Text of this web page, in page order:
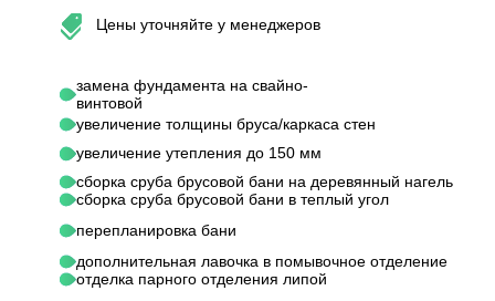
Цены уточняйте у менеджеров
замена фундамента на свайно-
винтовой
увеличение толщины бруса/каркаса стен
увеличение утепления до 150 мм
сборка сруба брусовой бани на деревянный нагель
сборка сруба брусовой бани в теплый угол
перепланировка бани
дополнительная лавочка в помывочное отделение
отделка парного отделения липой